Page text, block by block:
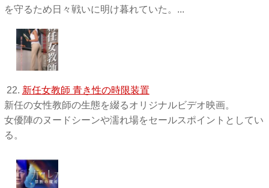
を守るため日々戦いに明け暮れていた。...
22. 新任女教師 青き性の時限装置
新任の女性教師の生態を綴るオリジナルビデオ映画。
女優陣のヌードシーンや濡れ場をセールスポイントとしてい
る。